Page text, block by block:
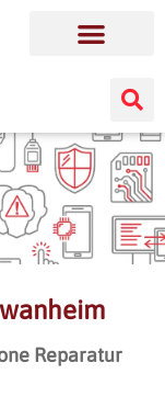
Reparatur